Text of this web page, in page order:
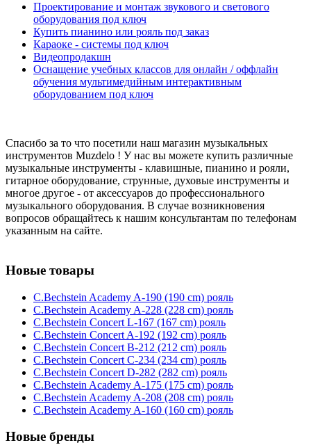
Проектирование и монтаж звукового и светового
оборудования под ключ
Купить пианино или рояль под заказ
Караоке - системы под ключ
Видеопродакшн
Оснащение учебных классов для онлайн / оффлайн
обучения мультимедийным интерактивным
оборудованием под ключ
Спасибо за то что посетили наш магазин музыкальных
инструментов Muzdelo ! У нас вы можете купить различные
музыкальные инструменты - клавишные, пианино и рояли,
гитарное оборудование, струнные, духовые инструменты и
многое другое - от аксессуаров до профессионального
музыкального оборудования. В случае возникновения
вопросов обращайтесь к нашим консультантам по телефонам
указанным на сайте.
Новые товары
C.Bechstein Academy A-190 (190 cm) рояль
C.Bechstein Academy A-228 (228 cm) рояль
C.Bechstein Concert L-167 (167 cm) рояль
C.Bechstein Concert A-192 (192 cm) рояль
C.Bechstein Concert B-212 (212 cm) рояль
C.Bechstein Concert С-234 (234 cm) рояль
C.Bechstein Concert D-282 (282 cm) рояль
C.Bechstein Academy A-175 (175 cm) рояль
C.Bechstein Academy A-208 (208 cm) рояль
C.Bechstein Academy A-160 (160 cm) рояль
Новые бренды